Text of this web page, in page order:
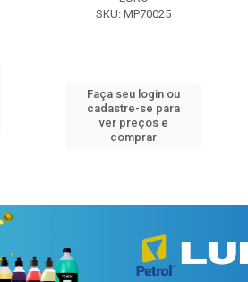
SKU: MP70025
Faça seu login ou
cadastre-se para
ver preços e
comprar